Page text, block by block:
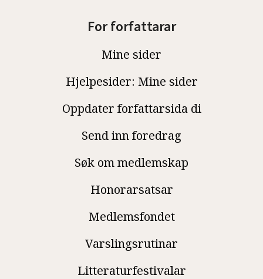
For forfattarar
Mine sider
Hjelpesider: Mine sider
Oppdater forfattarsida di
Send inn foredrag
Søk om medlemskap
Honorarsatsar
Medlemsfondet
Varslingsrutinar
Litteraturfestivalar